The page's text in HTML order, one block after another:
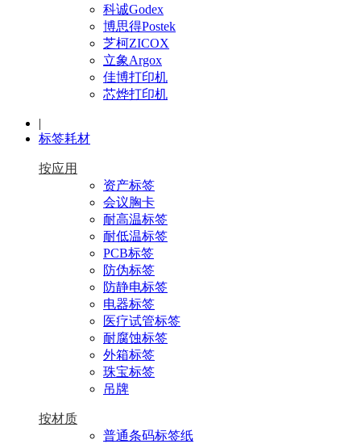
科诚Godex
博思得Postek
芝柯ZICOX
立象Argox
佳博打印机
芯烨打印机
|
标签耗材
按应用
资产标签
会议胸卡
耐高温标签
耐低温标签
PCB标签
防伪标签
防静电标签
电器标签
医疗试管标签
耐腐蚀标签
外箱标签
珠宝标签
吊牌
按材质
普通条码标签纸